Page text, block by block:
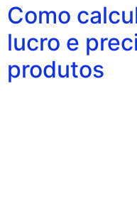
Como
lucro e
produtos